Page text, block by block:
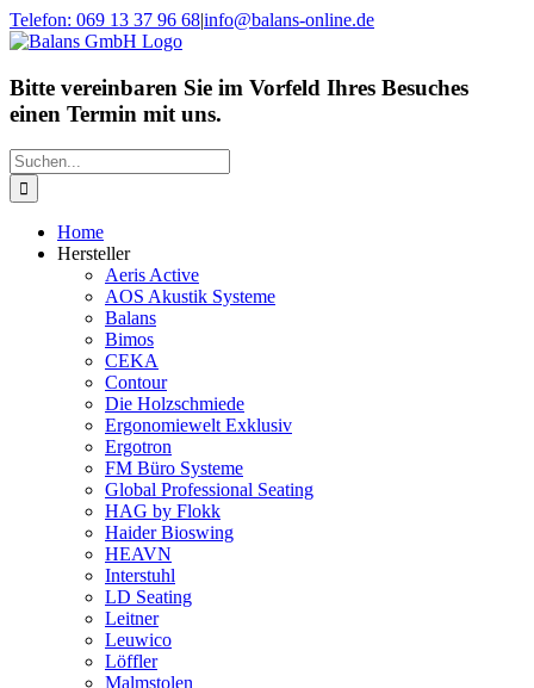
Zum
Inhalt
Telefon: 069 13 37 96 68|info@balans-online.de
Facebook
Instagram
YouTube
Bitte vereinbaren Sie im Vorfeld Ihres Besuches
einen Termin mit uns.
Suche
nach:
Home
Hersteller
Aeris Active
AOS Akustik Systeme
Balans
Bimos
CEKA
Contour
Die Holzschmiede
Ergonomiewelt Exklusiv
Ergotron
FM Büro Systeme
Global Professional Seating
HAG by Flokk
Haider Bioswing
HEAVN
Interstuhl
LD Seating
Leitner
Leuwico
Löffler
Malmstolen